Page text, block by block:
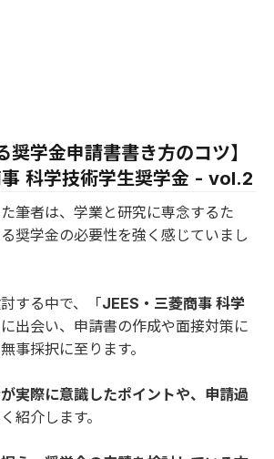
奨学金申請書書き方のコツ】
科学技術学生奨学金 - vol.2
筆者は、学業と研究に専念するた
奨学金の必要性を強く感じていまし
する中で、「JEES・三菱商事 科学
に出会い、申請書の作成や面接対策に
事採択に至ります。
実際に意識したポイントや、申請過
紹介します。